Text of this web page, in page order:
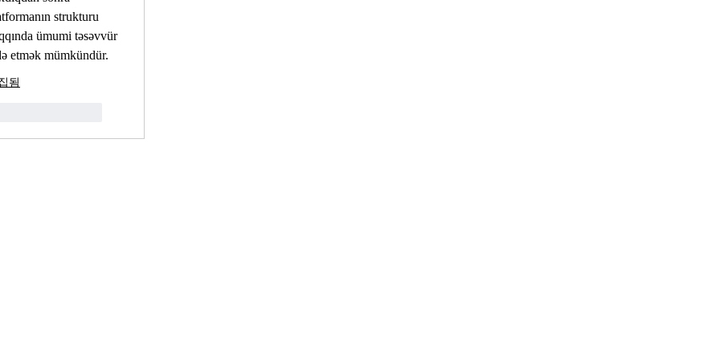
strukturu
ümumi təsəvvür
etmək mümkündür.
됨